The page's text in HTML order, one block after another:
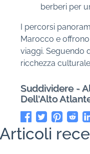
berberi per
I percorsi
Marocco e
viaggi. Seguendo
ricchezza
Suddividere -
Dell'Alto
Articoli